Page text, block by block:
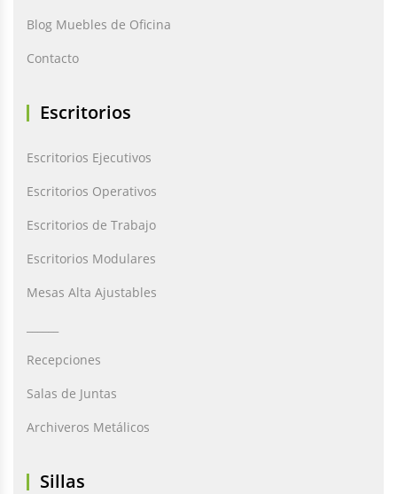
Blog Muebles de Oficina
Contacto
Escritorios
Escritorios Ejecutivos
Escritorios Operativos
Escritorios de Trabajo
Escritorios Modulares
Mesas Alta Ajustables
Recepciones
Salas de Juntas
Archiveros Metálicos
Sillas